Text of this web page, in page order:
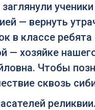
— вернуть
в классе
хозяйке
Чтобы
сквозь